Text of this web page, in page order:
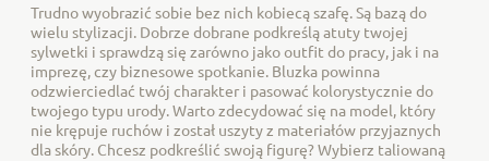
Trudno wyobrazić sobie bez nich kobiecą szafę. Są bazą do
wielu stylizacji. Dobrze dobrane podkreślą atuty twojej
sylwetki i sprawdzą się zarówno jako outfit do pracy, jak i na
imprezę, czy biznesowe spotkanie. Bluzka powinna
odzwierciedlać twój charakter i pasować kolorystycznie do
twojego typu urody. Warto zdecydować się na model, który
nie krępuje ruchów i został uszyty z materiałów przyjaznych
dla skóry. Chcesz podkreślić swoją figurę? Wybierz taliowaną